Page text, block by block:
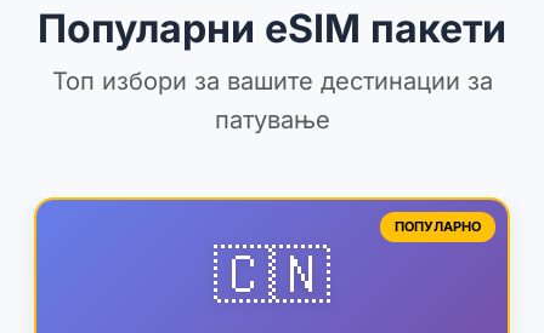
Популарни eSIM пакети
Топ избори за вашите дестинации за
патување
ПОПУЛАРНО
🇨🇳